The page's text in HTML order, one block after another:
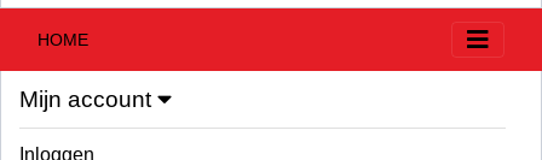
HOME
Mijn account
Inloggen